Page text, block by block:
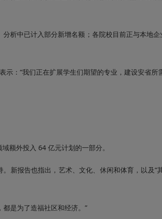
析中已计入部分新增名额；各院校目前正与本地
：“我们正在扩展学生们期望的专业，建设安省所
额外投入 64 亿元计划的一部分。
新报告也指出，艺术、文化、休闲和体育，以及“
是为了造福社区和经济。”